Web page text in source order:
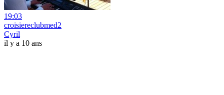
19:03
croisiereclubmed2
Cyril
il y a 10 ans